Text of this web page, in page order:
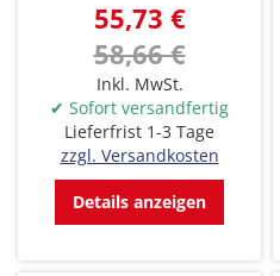
55,73 €
58,66 €
Inkl. MwSt.
✔ Sofort versandfertig
Lieferfrist 1-3 Tage
zzgl. Versandkosten
Details anzeigen